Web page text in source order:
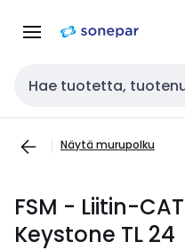
navigointiinsisältöön
Haku
Näytä murupolku
FSM - Liitin-
Keystone TL 24